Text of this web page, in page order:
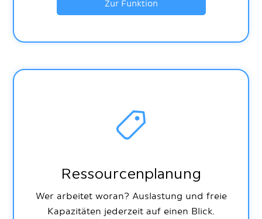
Zur Funktion
Ressourcenplanung
Wer arbeitet woran? Auslastung und freie
Kapazitäten jederzeit auf einen Blick.